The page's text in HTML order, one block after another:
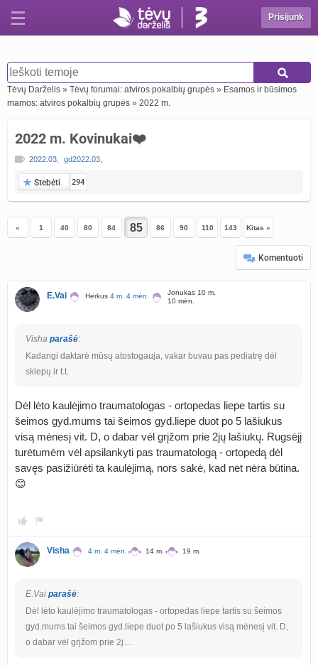
Prisijunk
Tėvų Darželis » Tėvų forumai: atviros pokalbių grupės » Esamos ir būsimos
mamos: atviros pokalbių grupės » 2022 m.
2022 m. Kovinukai❤️
2022.03 gd2022.03
Stebėti 294
« 1 40 80 84 86 90 110 143 Kitas »
Komentuoti
E.Vai Herkus 4 m. 4 mėn.
Jonukas 10 m.
10 mėn.
Visha parašė:
Kadangi daktarė mūsų atostogauja, vakar buvau pas pediatrę dėl
skiepų ir t.t.
Dėl lėto kaulėjimo traumatologas - ortopedas liepe tartis su
šeimos gyd.mums tai šeimos gyd.liepe duot po 5 lašiukus
visą mėnesį vit. D, o dabar vėl grįžom prie 2jų lašiukų. Rugsėjį
turėtumėm vėl apsilankyti pas traumatologą - ortopedą dėl
savęs pasižiūrėti ta kaulėjimą, nors sakė, kad net nėra būtina.
😊
Visha 4 m. 4 mėn. 14 m. 19 m.
E.Vai parašė:
Dėl lėto kaulėjimo traumatologas - ortopedas liepe tartis su šeimos
gyd.mums tai šeimos gyd.liepe duot po 5 lašiukus visą mėnesį vit. D,
o dabar vėl grįžom prie 2j…